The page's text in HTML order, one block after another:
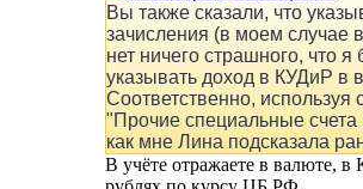
Вы также сказали, что
зачисления (в моем случае
нет ничего страшного, что я
указывать доход в КУДиР в
Соответственно, используя
"Прочие специальные счета
как мне Лина подсказала
В учёте отражаете в валюте, в